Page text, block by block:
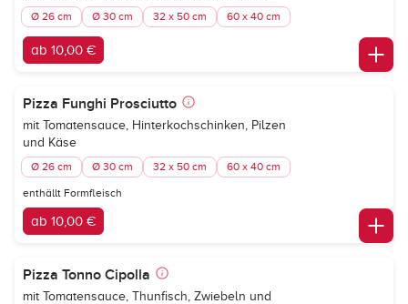
Ø 26 cm Ø 30 cm 32 x 50 cm 60 x 40 cm
ab 10,00 €
Pizza Funghi Prosciutto
mit Tomatensauce, Hinterkochschinken, Pilzen
und Käse
Ø 26 cm Ø 30 cm 32 x 50 cm 60 x 40 cm
enthällt Formfleisch
ab 10,00 €
Pizza Tonno Cipolla
mit Tomatensauce, Thunfisch, Zwiebeln und